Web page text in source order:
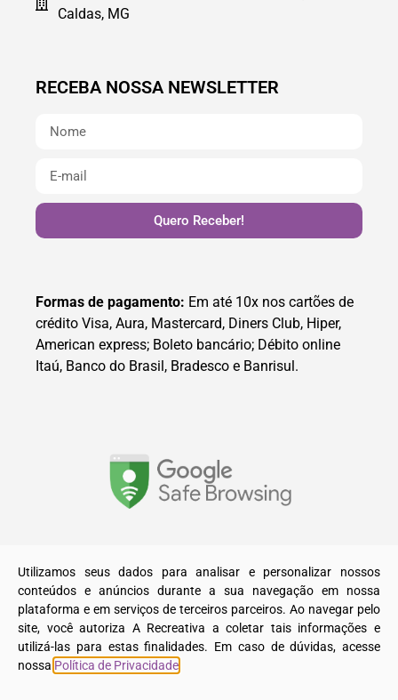
Caldas, MG
RECEBA NOSSA NEWSLETTER
Quero Receber!
Formas de pagamento: Em até 10x nos cartões de
crédito Visa, Aura, Mastercard, Diners Club, Hiper,
American express; Boleto bancário; Débito online
Itaú, Banco do Brasil, Bradesco e Banrisul.
© 2025. Todos os direitos reservados a A Recreativa LTDA.
Utilizamos seus dados para analisar e personalizar nossos
conteúdos e anúncios durante a sua navegação em nossa
plataforma e em serviços de terceiros parceiros. Ao navegar pelo
site, você autoriza A Recreativa a coletar tais informações e
utilizá-las para estas finalidades. Em caso de dúvidas, acesse
nossa Política de Privacidade